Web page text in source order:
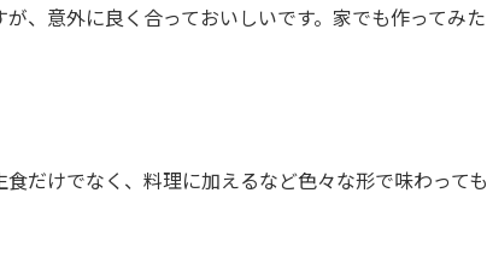
、意外に良く合っておいしいです。家でも作ってみた
だけでなく、料理に加えるなど色々な形で味わっても